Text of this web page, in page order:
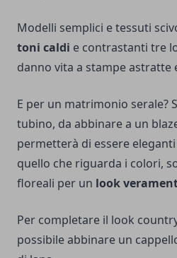
Modelli semplici e tessuti
toni caldi e contrastanti tre
danno vita a stampe astratte
E per un matrimonio serale?
tubino, da abbinare a un
permetterà di essere eleganti
quello che riguarda i colori,
floreali per un look
Per completare il look
possibile abbinare un